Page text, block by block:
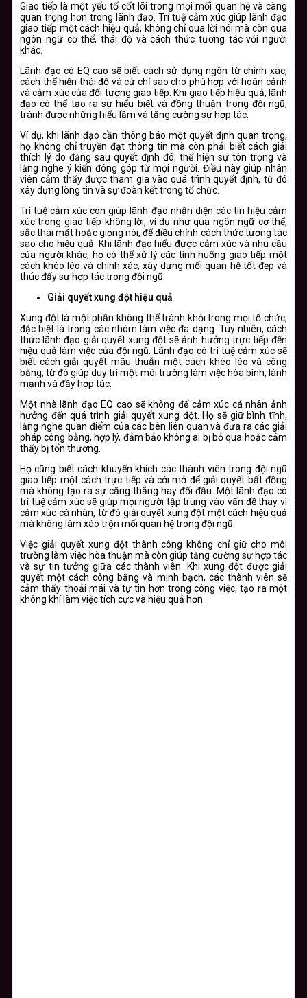
Giao tiếp là một yếu tố cốt lõi trong mọi mối quan hệ và càng
quan trọng hơn trong lãnh đạo. Trí tuệ cảm xúc giúp lãnh đạo
giao tiếp một cách hiệu quả, không chỉ qua lời nói mà còn qua
ngôn ngữ cơ thể, thái độ và cách thức tương tác với người
khác.
Lãnh đạo có EQ cao sẽ biết cách sử dụng ngôn từ chính xác,
cách thể hiện thái độ và cử chỉ sao cho phù hợp với hoàn cảnh
và cảm xúc của đối tượng giao tiếp. Khi giao tiếp hiệu quả, lãnh
đạo có thể tạo ra sự hiểu biết và đồng thuận trong đội ngũ,
tránh được những hiểu lầm và tăng cường sự hợp tác.
Ví dụ, khi lãnh đạo cần thông báo một quyết định quan trọng,
họ không chỉ truyền đạt thông tin mà còn phải biết cách giải
thích lý do đằng sau quyết định đó, thể hiện sự tôn trọng và
lắng nghe ý kiến đóng góp từ mọi người. Điều này giúp nhân
viên cảm thấy được tham gia vào quá trình quyết định, từ đó
xây dựng lòng tin và sự đoàn kết trong tổ chức.
Trí tuệ cảm xúc còn giúp lãnh đạo nhận diện các tín hiệu cảm
xúc trong giao tiếp không lời, ví dụ như qua ngôn ngữ cơ thể,
sắc thái mặt hoặc giọng nói, để điều chỉnh cách thức tương tác
sao cho hiệu quả. Khi lãnh đạo hiểu được cảm xúc và nhu cầu
của người khác, họ có thể xử lý các tình huống giao tiếp một
cách khéo léo và chính xác, xây dựng mối quan hệ tốt đẹp và
thúc đẩy sự hợp tác trong đội ngũ.
Giải quyết xung đột hiệu quả
Xung đột là một phần không thể tránh khỏi trong mọi tổ chức,
đặc biệt là trong các nhóm làm việc đa dạng. Tuy nhiên, cách
thức lãnh đạo giải quyết xung đột sẽ ảnh hưởng trực tiếp đến
hiệu quả làm việc của đội ngũ. Lãnh đạo có trí tuệ cảm xúc sẽ
biết cách giải quyết mâu thuẫn một cách khéo léo và công
bằng, từ đó giúp duy trì một môi trường làm việc hòa bình, lành
mạnh và đầy hợp tác.
Một nhà lãnh đạo EQ cao sẽ không để cảm xúc cá nhân ảnh
hưởng đến quá trình giải quyết xung đột. Họ sẽ giữ bình tĩnh,
lắng nghe quan điểm của các bên liên quan và đưa ra các giải
pháp công bằng, hợp lý, đảm bảo không ai bị bỏ qua hoặc cảm
thấy bị tổn thương.
Họ cũng biết cách khuyến khích các thành viên trong đội ngũ
giao tiếp một cách trực tiếp và cởi mở để giải quyết bất đồng
mà không tạo ra sự căng thẳng hay đối đầu. Một lãnh đạo có
trí tuệ cảm xúc sẽ giúp mọi người tập trung vào vấn đề thay vì
cảm xúc cá nhân, từ đó giải quyết xung đột một cách hiệu quả
mà không làm xáo trộn mối quan hệ trong đội ngũ.
Việc giải quyết xung đột thành công không chỉ giữ cho môi
trường làm việc hòa thuận mà còn giúp tăng cường sự hợp tác
và sự tin tưởng giữa các thành viên. Khi xung đột được giải
quyết một cách công bằng và minh bạch, các thành viên sẽ
cảm thấy thoải mái và tự tin hơn trong công việc, tạo ra một
không khí làm việc tích cực và hiệu quả hơn.